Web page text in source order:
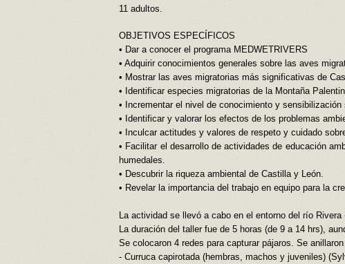
11 adultos.
OBJETIVOS ESPECÍFICOS
• Dar a conocer el programa MEDWETRIVERS
• Adquirir conocimientos generales sobre las aves
• Mostrar las aves migratorias más significativas de
• Identificar especies migratorias de la Montaña
• Incrementar el nivel de conocimiento y
• Identificar y valorar los efectos de los problemas
• Inculcar actitudes y valores de respeto y cuidado
• Facilitar el desarrollo de actividades de educación
humedales.
• Descubrir la riqueza ambiental de Castilla y León.
• Revelar la importancia del trabajo en equipo para la
La actividad se llevó a cabo en el entorno del río
La duración del taller fue de 5 horas (de 9 a 14 hrs),
Se colocaron 4 redes para capturar pájaros. Se
- Curruca capirotada (hembras, machos y juveniles)